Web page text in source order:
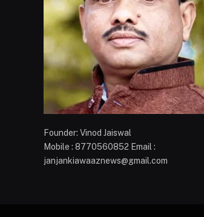
Founder: Vinod Jaiswal
Mobile : 8770560852 Email :
janjankiawaaznews@gmail.com